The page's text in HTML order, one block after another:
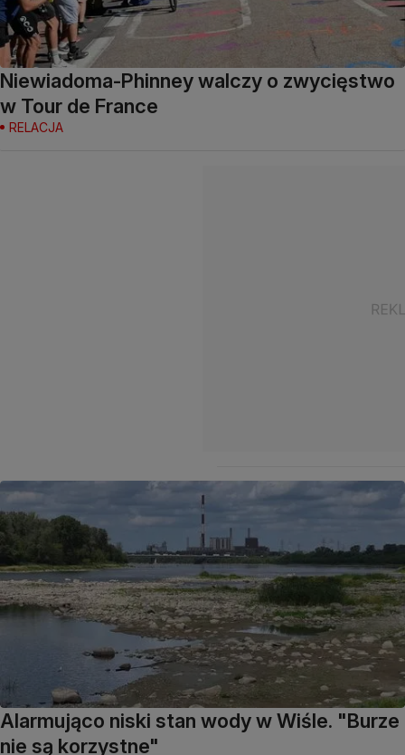
Niewiadoma-Phinney walczy o zwycięstwo
w Tour de France
RELACJA
Alarmująco niski stan wody w Wiśle. "Burze
nie są korzystne"